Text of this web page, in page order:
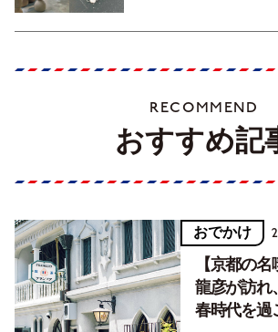
RECOMMEND
おすすめ記
おでかけ
【京都の
龍彦が訪れ
春時代を過